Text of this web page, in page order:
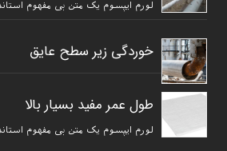
لورم ایپسوم یک متن بی مفهوم
خوردگی زیر سطح عایق
ﻃﻮل ﻋﻤﺮ ﻣﻔﯿﺪ ﺑﺴﯿﺎر ﺑﺎﻻ
لورم ایپسوم یک متن بی مفهوم